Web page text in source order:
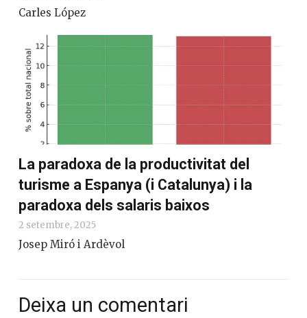
Carles López
La paradoxa de la productivitat del
turisme a Espanya (i Catalunya) i la
paradoxa dels salaris baixos
2 setembre, 2025
Josep Miró i Ardèvol
Deixa un comentari